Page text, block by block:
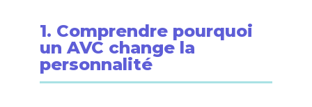
1. Comprendre pourquoi
un AVC change la
personnalité